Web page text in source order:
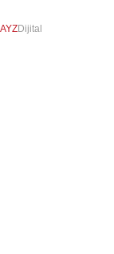
AYZDijital